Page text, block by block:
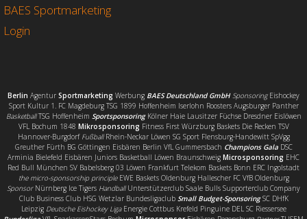
o
k
r
BAES Sportmarketing
Login
Berlin Agentur Sportmarketing Werbung BAES Deutschland GmbH SponsoringEishockey
Sport Kultur 1. FC Magdeburg TSG 1899 Hoffenheim Iserlohn Roosters Augsburger Panther
BasketballTSG Hoffenheim SportsponsoringKölner Haie Lausitzer Füchse Dresdner Eislöwen
VFL Bochum 1848 Mikrosponsoring Fitness First Würzburg Baskets Die Recken TSV
Hannover-Burgdorf FußballRhein-Neckar Löwen SG Sport Flensburg-Handewitt SpVgg
Greuther Fürth BG Göttingen Eisbären Berlin VfL Gummersbach Champions GalaDSC
Arminia Bielefeld Eisbären Juniors Basketball Löwen Braunschweig Microsponsoring EHC
Red Bull München SV Babelsberg 03 Löwen Frankfurt Telekom Baskets Bonn ERC Ingolstadt
the micro-sponsorship principleEWE Baskets Oldenburg Hallescher FC VfB Oldenburg
SponsorNürnberg Ice Tigers HandballUnterstützerclub Saale Bulls Supporterclub Company
Club Business Club HSG Wetzlar Bundesligaclub Small Budget-SponsoringSC DHfK
Leipzig Deutsche Eishockey LigaEnergie Cottbus Krefeld Pinguine DEL SC Riessersee